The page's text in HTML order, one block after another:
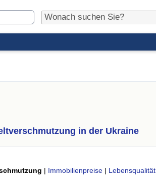
in der Ukraine
| Immobilienpreise | Lebensqualität